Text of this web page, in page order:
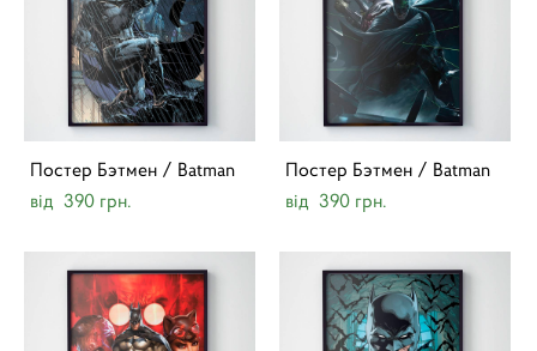
Постер Бэтмен / Batman
від 390 грн.
Постер Бэтмен / Batman
від 390 грн.